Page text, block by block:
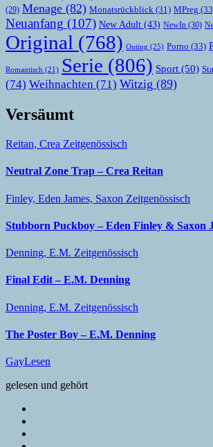
(29) Menage (82) Monatsrückblick (31) MPreg
Neuanfang (107) New Adult (43) NewIn (30)
Original (768) Outing (25) Porno (33)
Romantisch (21) Serie (806) Sport (50)
(74) Weihnachten (71) Witzig (89)
Versäumt
Reitan, Crea Zeitgenössisch
Neutral Zone Trap – Crea Reitan
Finley, Eden James, Saxon Zeitgenössisch
Stubborn Puckboy – Eden Finley & Saxon
Denning, E.M. Zeitgenössisch
Final Edit – E.M. Denning
Denning, E.M. Zeitgenössisch
The Poster Boy – E.M. Denning
GayLesen
gelesen und gehört